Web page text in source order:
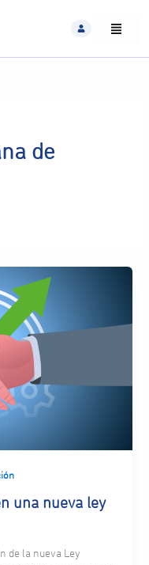
de
una nueva ley
de la nueva Ley